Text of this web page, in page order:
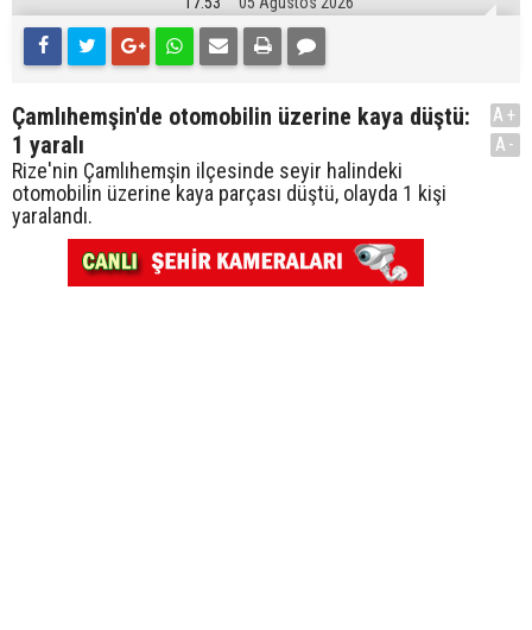
Çamlıhemşin'de otomobilin üzerine kaya düştü:
1 yaralı
Rize'nin Çamlıhemşin ilçesinde seyir halindeki
otomobilin üzerine kaya parçası düştü, olayda 1 kişi
yaralandı.
A+
A-